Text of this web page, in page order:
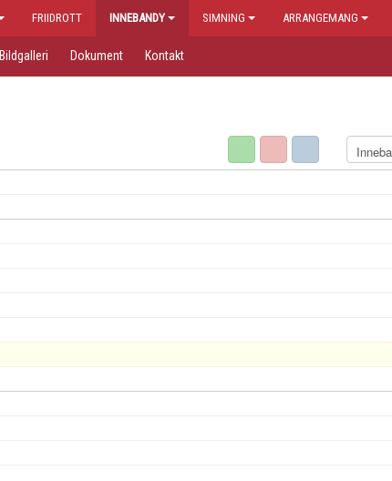
FRIIDROTT INNEBANDY SIMNING ARRANGEMANG
Bildgalleri Dokument Kontakt